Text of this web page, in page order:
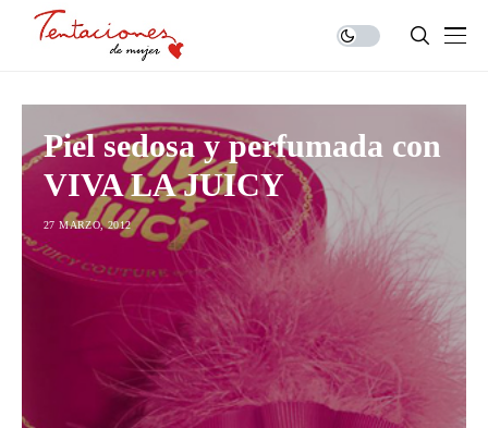
Piel sedosa y perfumada con
VIVA LA JUICY
27 MARZO, 2012